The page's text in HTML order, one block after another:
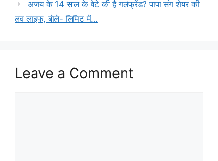
अजय के 14 साल के बेटे की है गर्लफ्रेंड? पापा संग शेयर की
लव लाइफ, बोले- लिमिट में…
Leave a Comment